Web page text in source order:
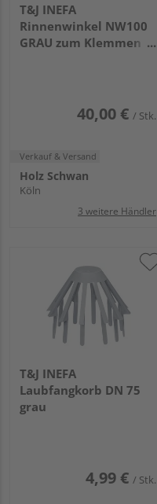
T&J INEFA
Rinnenwinkel NW100
GRAU zum Klemmen
40,00 € / Stk.
Verkauf & Versand
Holz Schwan
Köln
3 weitere Händler
T&J INEFA
Laubfangkorb DN 75
grau
4,99 € / Stk.